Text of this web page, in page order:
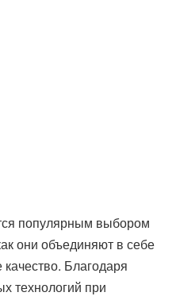
популярным выбором
они объединяют в себе
Благодаря
технологий при